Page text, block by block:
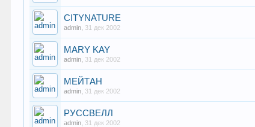
CITYNATURE
admin 31 дек 2002
MARY KAY
admin 31 дек 2002
МЕЙТАН
admin 31 дек 2002
РУССВЕЛЛ
admin 31 дек 2002